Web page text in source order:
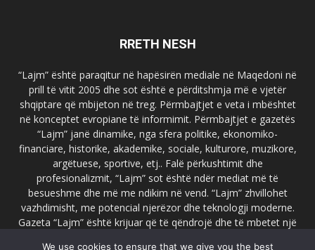
RRETH NESH
“Lajm” është paraqitur në hapësirën mediale në Maqedoni në
prill të vitit 2005 dhe sot është e përditshmja më e vjetër
shqiptare që mbijeton në treg. Përmbajtjet e veta i mbështet
në konceptet evropiane të informimit. Përmbajtjet e gazetës
“Lajm” janë dinamike, nga sfera politike, ekonomiko-
financiare, historike, akademike, sociale, kulturore, muzikore,
argëtuese, sportive, etj.. Falë përkushtimit dhe
profesionalizmit, “Lajm” sot është ndër mediat më të
besueshme dhe më me ndikim në vend. “Lajm” zhvillohet
vazhdimisht, me potencial njerëzor dhe teknologji moderne.
Gazeta “Lajm” është krijuar që të qëndrojë dhe të mbetet një
We use cookies to ensure that we give you the best